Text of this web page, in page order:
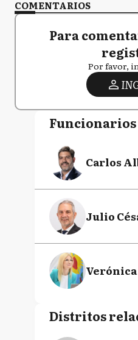
COMENTARIOS
Para
Por favor,
Carlos
Julio
Distritos